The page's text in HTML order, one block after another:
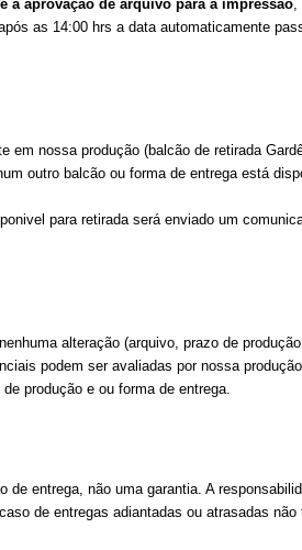
a aprovação de arquivo para a impressão,
as 14:00 hrs a data automaticamente
em nossa produção (balcão de retirada
outro balcão ou forma de entrega está
para retirada será enviado um
alteração (arquivo, prazo de
podem ser avaliadas por nossa
produção e ou forma de entrega.
entrega, não uma garantia. A
de entregas adiantadas ou atrasadas não